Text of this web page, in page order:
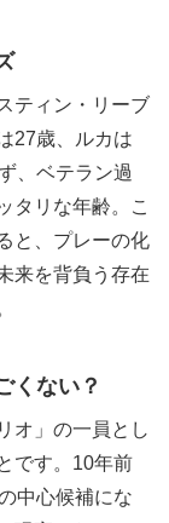
ティン・リーブ
27歳、ルカは
、ベテラン過
タリな年齢。こ
と、プレーの化
来を背負う存在
くない？
オ」の一員とし
です。10年前
中心候補にな